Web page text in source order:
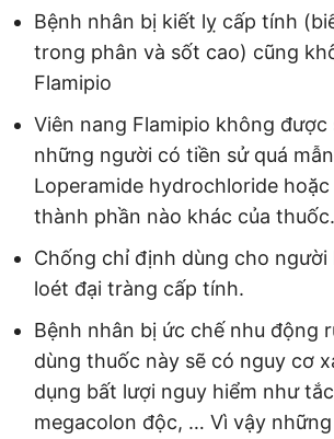
Bệnh nhân bị kiết lỵ cấp tính
trong phân và sốt cao) cũng
Flamipio
Viên nang Flamipio không được
những người có tiền sử quá
Loperamide hydrochloride
thành phần nào khác của thuốc.
Chống chỉ định dùng cho người
loét đại tràng cấp tính.
Bệnh nhân bị ức chế nhu động
dùng thuốc này sẽ có nguy cơ
dụng bất lượi nguy hiểm như
megacolon độc, … Vì vậy